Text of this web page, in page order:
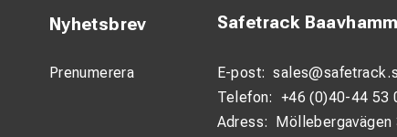
Nyhetsbrev
Prenumerera
Safetrack
E-post:
Telefon: +46 (0)40-44 53
Adress: Möllebergavägen